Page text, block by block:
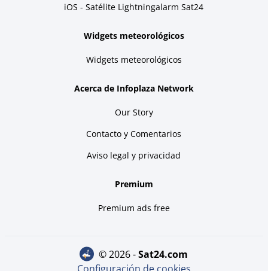
iOS - Satélite Lightningalarm Sat24
Widgets meteorológicos
Widgets meteorológicos
Acerca de Infoplaza Network
Our Story
Contacto y Comentarios
Aviso legal y privacidad
Premium
Premium ads free
© 2026 - sat24.com